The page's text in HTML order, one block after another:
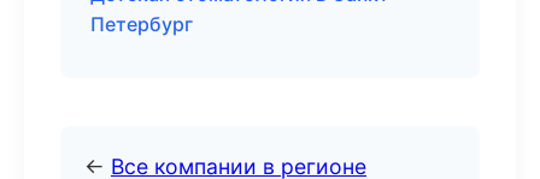
Петербург
← Все компании в регионе